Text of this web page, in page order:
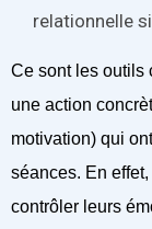
relationnelle
Ce sont les outils
une action
motivation) qui
séances. En
contrôler leurs